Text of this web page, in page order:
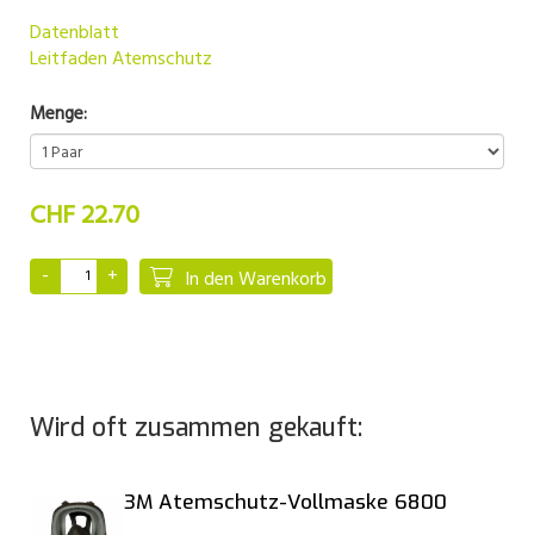
Datenblatt
Leitfaden Atemschutz
Menge:
CHF 22.70
In den Warenkorb
Wird oft zusammen gekauft:
3M Atemschutz-Vollmaske 6800